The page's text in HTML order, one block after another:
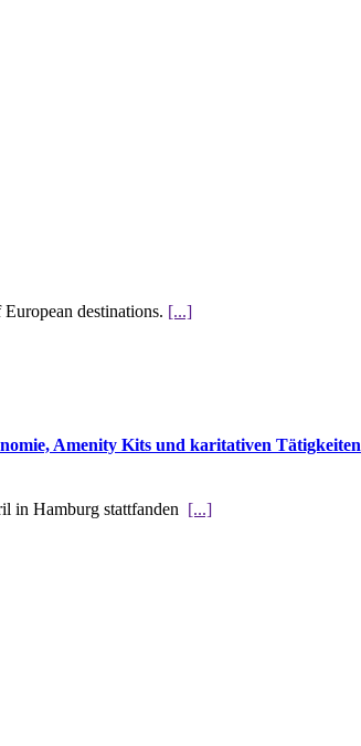
destinations. [...]
Amenity Kits und karitativen Tätigkeiten
in Hamburg stattfanden [...]